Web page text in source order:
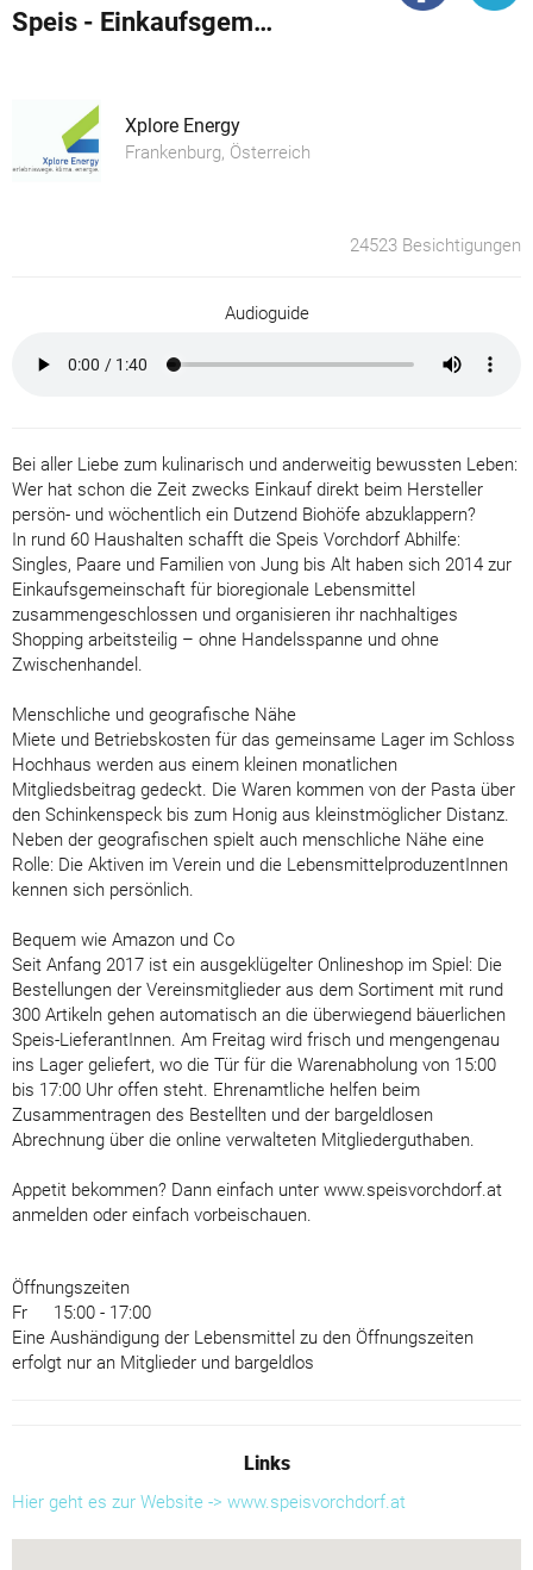
Speis - Einkaufsgemeinschaft Vorchdorf
Xplore Energy
Frankenburg, Österreich
24523 Besichtigungen
Audioguide
Bei aller Liebe zum kulinarisch und anderweitig bewussten Leben:
Wer hat schon die Zeit zwecks Einkauf direkt beim Hersteller
persön- und wöchentlich ein Dutzend Biohöfe abzuklappern?
In rund 60 Haushalten schafft die Speis Vorchdorf Abhilfe:
Singles, Paare und Familien von Jung bis Alt haben sich 2014 zur
Einkaufsgemeinschaft für bioregionale Lebensmittel
zusammengeschlossen und organisieren ihr nachhaltiges
Shopping arbeitsteilig – ohne Handelsspanne und ohne
Zwischenhandel.
Menschliche und geografische Nähe
Miete und Betriebskosten für das gemeinsame Lager im Schloss
Hochhaus werden aus einem kleinen monatlichen
Mitgliedsbeitrag gedeckt. Die Waren kommen von der Pasta über
den Schinkenspeck bis zum Honig aus kleinstmöglicher Distanz.
Neben der geografischen spielt auch menschliche Nähe eine
Rolle: Die Aktiven im Verein und die LebensmittelproduzentInnen
kennen sich persönlich.
Bequem wie Amazon und Co
Seit Anfang 2017 ist ein ausgeklügelter Onlineshop im Spiel: Die
Bestellungen der Vereinsmitglieder aus dem Sortiment mit rund
300 Artikeln gehen automatisch an die überwiegend bäuerlichen
Speis-LieferantInnen. Am Freitag wird frisch und mengengenau
ins Lager geliefert, wo die Tür für die Warenabholung von 15:00
bis 17:00 Uhr offen steht. Ehrenamtliche helfen beim
Zusammentragen des Bestellten und der bargeldlosen
Abrechnung über die online verwalteten Mitgliederguthaben.
Appetit bekommen? Dann einfach unter www.speisvorchdorf.at
anmelden oder einfach vorbeischauen.
Öffnungszeiten
Fr
15:00 - 17:00
Eine Aushändigung der Lebensmittel zu den Öffnungszeiten
erfolgt nur an Mitglieder und bargeldlos
Links
Hier geht es zur Website -> www.speisvorchdorf.at